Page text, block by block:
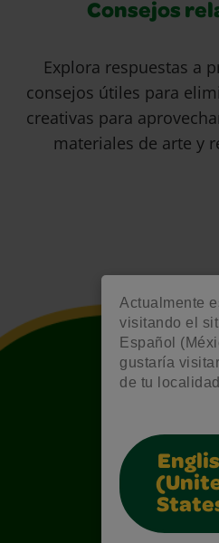
Actualmente
visitando el
Español
gustaría
de tu
Consejos
Explora respuestas a
consejos útiles para
creativas para
materiales de arte y
Also of